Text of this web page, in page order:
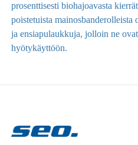
prosenttisesti biohajoavasta
poistetuista mainosbanderolleista
ja ensiapulaukkuja, jolloin ne
hyötykäyttöön.